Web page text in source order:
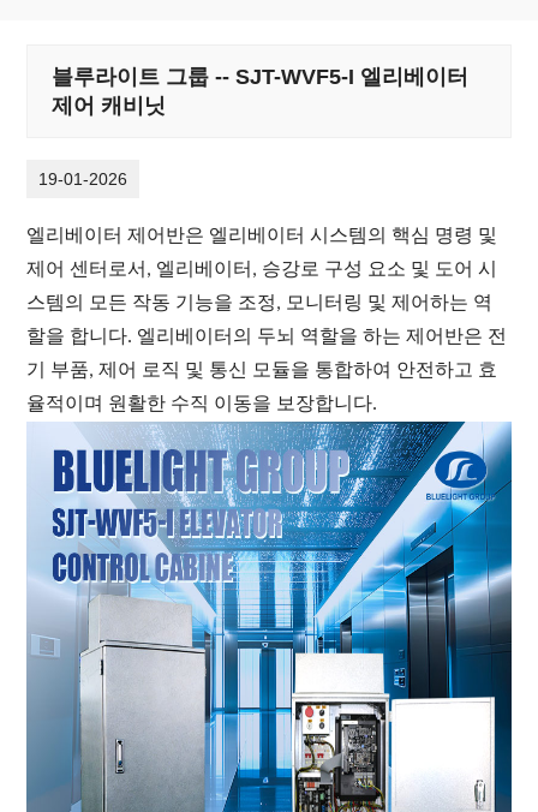
블루라이트 그룹 -- SJT-WVF5-I 엘리베이터
제어 캐비닛
19-01-2026
엘리베이터 제어반은 엘리베이터 시스템의 핵심 명령 및
제어 센터로서, 엘리베이터, 승강로 구성 요소 및 도어 시
스템의 모든 작동 기능을 조정, 모니터링 및 제어하는 ​​역
할을 합니다. 엘리베이터의 두뇌 역할을 하는 제어반은 전
기 부품, 제어 로직 및 통신 모듈을 통합하여 안전하고 효
율적이며 원활한 수직 이동을 보장합니다.